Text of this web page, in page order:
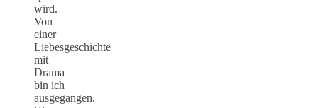
wird.
Von
einer
Liebesgeschichte
mit
Drama
bin ich
ausgegangen.